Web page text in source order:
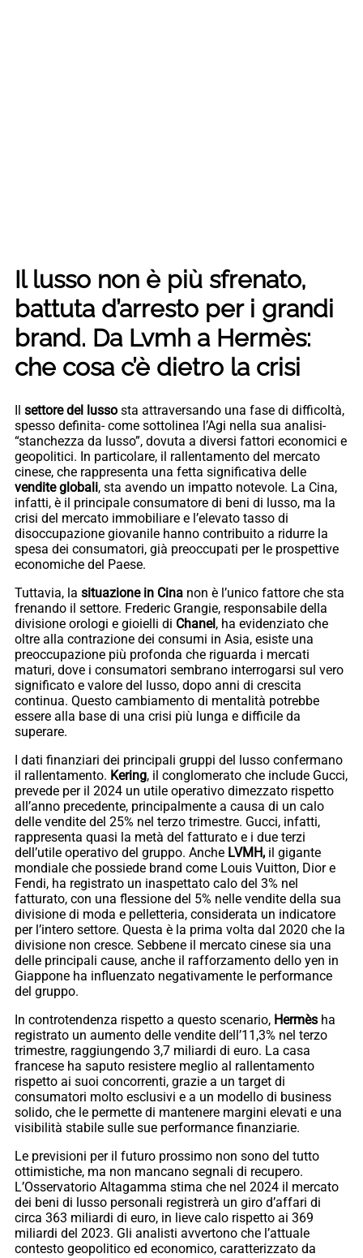
Il lusso non è più sfrenato,
battuta d’arresto per i grandi
brand. Da Lvmh a Hermès:
che cosa c’è dietro la crisi
Il settore del lusso sta attraversando una fase di difficoltà,
spesso definita- come sottolinea l’Agi nella sua analisi-
“stanchezza da lusso”, dovuta a diversi fattori economici e
geopolitici. In particolare, il rallentamento del mercato
cinese, che rappresenta una fetta significativa delle
vendite globali, sta avendo un impatto notevole. La Cina,
infatti, è il principale consumatore di beni di lusso, ma la
crisi del mercato immobiliare e l’elevato tasso di
disoccupazione giovanile hanno contribuito a ridurre la
spesa dei consumatori, già preoccupati per le prospettive
economiche del Paese.
Tuttavia, la situazione in Cina non è l’unico fattore che sta
frenando il settore. Frederic Grangie, responsabile della
divisione orologi e gioielli di Chanel, ha evidenziato che
oltre alla contrazione dei consumi in Asia, esiste una
preoccupazione più profonda che riguarda i mercati
maturi, dove i consumatori sembrano interrogarsi sul vero
significato e valore del lusso, dopo anni di crescita
continua. Questo cambiamento di mentalità potrebbe
essere alla base di una crisi più lunga e difficile da
superare.
I dati finanziari dei principali gruppi del lusso confermano
il rallentamento. Kering, il conglomerato che include Gucci,
prevede per il 2024 un utile operativo dimezzato rispetto
all’anno precedente, principalmente a causa di un calo
delle vendite del 25% nel terzo trimestre. Gucci, infatti,
rappresenta quasi la metà del fatturato e i due terzi
dell’utile operativo del gruppo. Anche LVMH, il gigante
mondiale che possiede brand come Louis Vuitton, Dior e
Fendi, ha registrato un inaspettato calo del 3% nel
fatturato, con una flessione del 5% nelle vendite della sua
divisione di moda e pelletteria, considerata un indicatore
per l’intero settore. Questa è la prima volta dal 2020 che la
divisione non cresce. Sebbene il mercato cinese sia una
delle principali cause, anche il rafforzamento dello yen in
Giappone ha influenzato negativamente le performance
del gruppo.
In controtendenza rispetto a questo scenario, Hermès ha
registrato un aumento delle vendite dell’11,3% nel terzo
trimestre, raggiungendo 3,7 miliardi di euro. La casa
francese ha saputo resistere meglio al rallentamento
rispetto ai suoi concorrenti, grazie a un target di
consumatori molto esclusivi e a un modello di business
solido, che le permette di mantenere margini elevati e una
visibilità stabile sulle sue performance finanziarie.
Le previsioni per il futuro prossimo non sono del tutto
ottimistiche, ma non mancano segnali di recupero.
L’Osservatorio Altagamma stima che nel 2024 il mercato
dei beni di lusso personali registrerà un giro d’affari di
circa 363 miliardi di euro, in lieve calo rispetto ai 369
miliardi del 2023. Gli analisti avvertono che l’attuale
contesto geopolitico ed economico, caratterizzato da